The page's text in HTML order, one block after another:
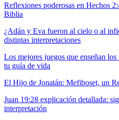
Reflexiones poderosas en Hechos
Biblia
¿Adán y Eva fueron al cielo o al
distintas interpretaciones
Los mejores juegos que enseñan
tu guía de vida
El Hijo de Jonatán: Mefiboset, un
Juan 19:28 explicación detallada:
interpretación